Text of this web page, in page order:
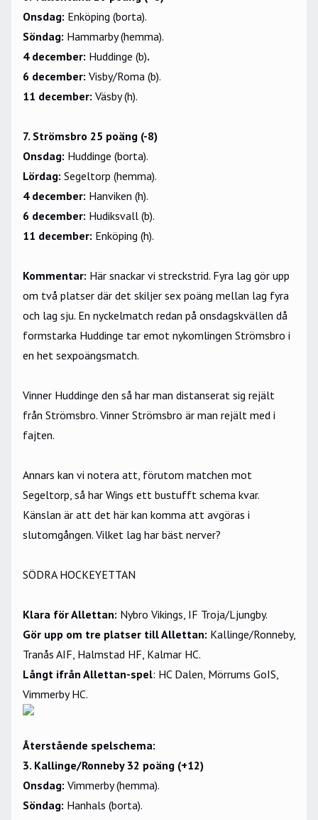
Onsdag: Enköping (borta).
Söndag: Hammarby (hemma).
4 december: Huddinge (b).
6 december: Visby/Roma (b).
11 december: Väsby (h).
7. Strömsbro 25 poäng (-8)
Onsdag: Huddinge (borta).
Lördag: Segeltorp (hemma).
4 december: Hanviken (h).
6 december: Hudiksvall (b).
11 december: Enköping (h).
Kommentar: Här snackar vi streckstrid. Fyra lag gör upp
om två platser där det skiljer sex poäng mellan lag fyra
och lag sju. En nyckelmatch redan på onsdagskvällen då
formstarka Huddinge tar emot nykomlingen Strömsbro i
en het sexpoängsmatch.
Vinner Huddinge den så har man distanserat sig rejält
från Strömsbro. Vinner Strömsbro är man rejält med i
fajten.
Annars kan vi notera att, förutom matchen mot
Segeltorp, så har Wings ett bustufft schema kvar.
Känslan är att det här kan komma att avgöras i
slutomgången. Vilket lag har bäst nerver?
SÖDRA HOCKEYETTAN
Klara för Allettan: Nybro Vikings, IF Troja/Ljungby.
Gör upp om tre platser till Allettan: Kallinge/Ronneby,
Tranås AIF, Halmstad HF, Kalmar HC.
Långt ifrån Allettan-spel: HC Dalen, Mörrums GoIS,
Vimmerby HC.
Återstående spelschema:
3. Kallinge/Ronneby 32 poäng (+12)
Onsdag: Vimmerby (hemma).
Söndag: Hanhals (borta).